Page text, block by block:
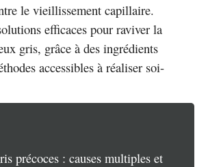
le vieillissement capillaire.
efficaces pour raviver la
gris, grâce à des ingrédients
accessibles à réaliser soi-
précoces : causes multiples et